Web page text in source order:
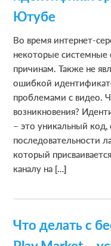
Ютубе
Во время интернет-
некоторые
причинам. Также не
ошибкой
проблемами с видео.
возникновения?
– это уникальный
последовательности
который
каналу на […]
Что делать с